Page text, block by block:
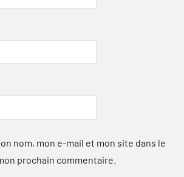
nom, mon e-mail et mon site dans le
prochain commentaire.